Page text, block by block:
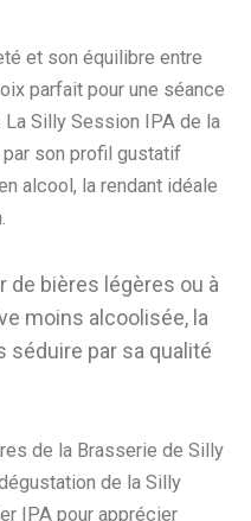
et son équilibre entre
parfait pour une séance
Silly Session IPA de la
son profil gustatif
alcool, la rendant idéale
de bières légères ou à
moins alcoolisée, la
séduire par sa qualité
de la Brasserie de Silly
de la Silly
IPA pour apprécier